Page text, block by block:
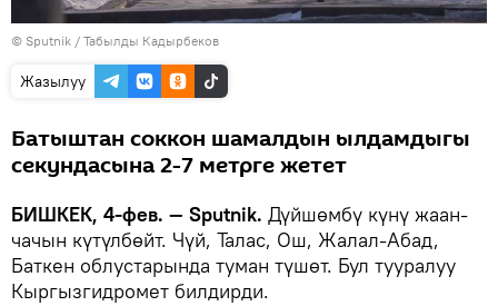
© Sputnik / Табылды Кадырбеков
Жазылуу
Батыштан соккон шамалдын ылдамдыгы
секундасына 2-7 метрге жетет
БИШКЕК, 4-фев. — Sputnik. Дүйшөмбү күнү жаан-
чачын күтүлбөйт. Чүй, Талас, Ош, Жалал-Абад,
Баткен облустарында туман түшөт. Бул тууралуу
Кыргызгидромет билдирди.